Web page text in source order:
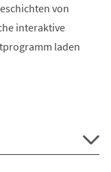
von
interaktive
laden